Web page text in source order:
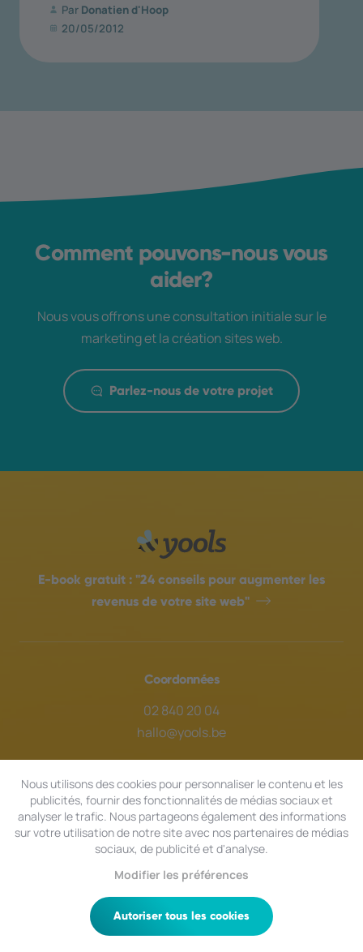
Êtes-vous une sage-femme ?
Par Donatien d'Hoop
20/05/2012
Nous utilisons des cookies pour personnaliser le contenu et les
publicités, fournir des fonctionnalités de médias sociaux et
analyser le trafic. Nous partageons également des informations
sur votre utilisation de notre site avec nos partenaires de médias
sociaux, de publicité et d'analyse.
Modifier les préférences
Autoriser tous les cookies
Comment pouvons-nous vous
aider?
Nous vous offrons une consultation initiale sur le
marketing et la création sites web.
Parlez-nous de votre projet
E-book gratuit : "24 conseils pour augmenter les
revenus de votre site web"
Coordonnées
02 840 20 04
hallo@yools.be
Ce site est développé avec le soutien de :